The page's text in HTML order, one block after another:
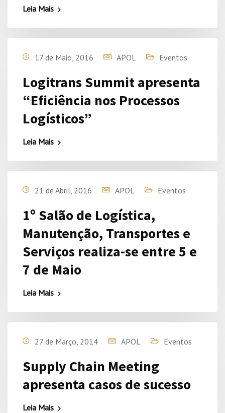
Leia Mais
17 de Maio, 2016 APOL Eventos
Logitrans Summit apresenta
“Eficiência nos Processos
Logísticos”
Leia Mais
21 de Abril, 2016 APOL Eventos
1º Salão de Logística,
Manutenção, Transportes e
Serviços realiza-se entre 5 e
7 de Maio
Leia Mais
27 de Março, 2014 APOL Eventos
Supply Chain Meeting
apresenta casos de sucesso
Leia Mais